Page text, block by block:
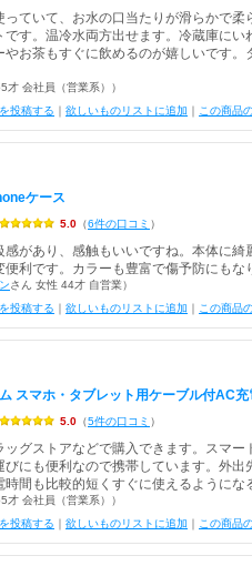
っていて、お水の口当たりが滑らかで
です。温冷水両方出せます。冷蔵庫に
やお茶もすぐに飲めるのが嬉しいです
才 会社員（営業系））
投稿する ｜ 欲しいものリストに追加 ｜ この商品
ケース
5.0 （6件の口コミ ）
感があり、感触もいいですね。本体に綺
利です。カラーも豊富で傷予防にもな
さん 女性 44才 自営業）
投稿する ｜ 欲しいものリストに追加 ｜ この商品
スマホ・タブレット用ケーブル付AC
5.0 （5件の口コミ ）
ッグストアなどで購入できます。スマ
びにも便利なので携帯しています。外
時間も比較的短くすぐに使えるようにな
才 会社員（営業系））
投稿する ｜ 欲しいものリストに追加 ｜ この商品